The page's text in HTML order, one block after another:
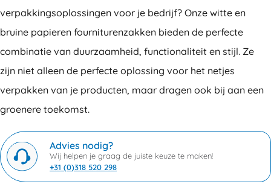
verpakkingsoplossingen voor je bedrijf? Onze witte en
bruine papieren fourniturenzakken bieden de perfecte
combinatie van duurzaamheid, functionaliteit en stijl. Ze
zijn niet alleen de perfecte oplossing voor het netjes
verpakken van je producten, maar dragen ook bij aan een
groenere toekomst.
Advies nodig?
Wij helpen je graag de juiste keuze te maken!
+31 (0)318 520 298